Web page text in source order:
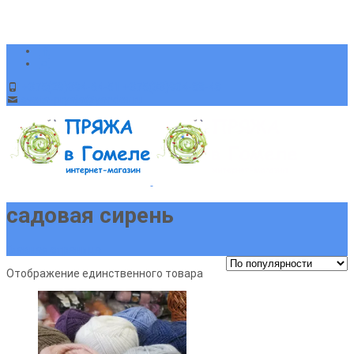
садовая сирень
Отображение единственного товара